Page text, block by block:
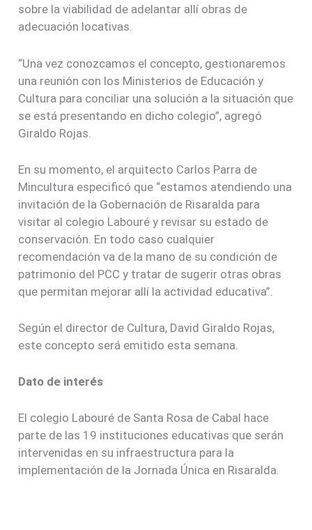
sobre la viabilidad de adelantar allí obras de
adecuación locativas.
“Una vez conozcamos el concepto, gestionaremos
una reunión con los Ministerios de Educación y
Cultura para conciliar una solución a la situación que
se está presentando en dicho colegio”, agregó
Giraldo Rojas.
En su momento, el arquitecto Carlos Parra de
Mincultura especificó que “estamos atendiendo una
invitación de la Gobernación de Risaralda para
visitar al colegio Labouré y revisar su estado de
conservación. En todo caso cualquier
recomendación va de la mano de su condición de
patrimonio del PCC y tratar de sugerir otras obras
que permitan mejorar allí la actividad educativa”.
Según el director de Cultura, David Giraldo Rojas,
este concepto será emitido esta semana.
Dato de interés
El colegio Labouré de Santa Rosa de Cabal hace
parte de las 19 instituciones educativas que serán
intervenidas en su infraestructura para la
implementación de la Jornada Única en Risaralda.